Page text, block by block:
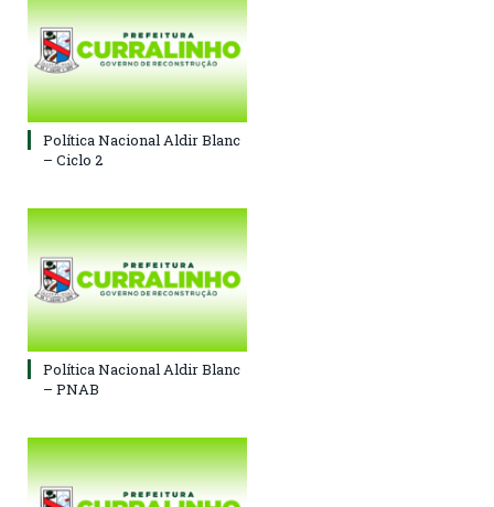
Política Nacional Aldir Blanc
– Ciclo 2
Política Nacional Aldir Blanc
– PNAB